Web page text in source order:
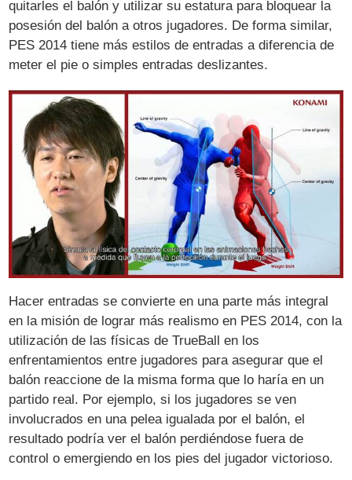
quitarles el balón y utilizar su estatura para bloquear la
posesión del balón a otros jugadores. De forma similar,
PES 2014 tiene más estilos de entradas a diferencia de
meter el pie o simples entradas deslizantes.
Hacer entradas se convierte en una parte más integral
en la misión de lograr más realismo en PES 2014, con la
utilización de las físicas de TrueBall en los
enfrentamientos entre jugadores para asegurar que el
balón reaccione de la misma forma que lo haría en un
partido real. Por ejemplo, si los jugadores se ven
involucrados en una pelea igualada por el balón, el
resultado podría ver el balón perdiéndose fuera de
control o emergiendo en los pies del jugador victorioso.